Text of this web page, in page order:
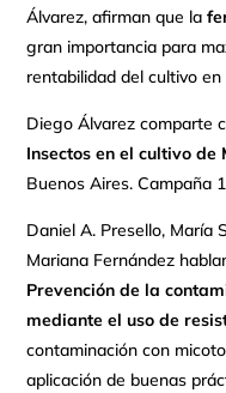
Álvarez, afirman que la
gran importancia para
rentabilidad del cultivo
Diego Álvarez comparte
Insectos en el cultivo de
Buenos Aires. Campaña
Daniel A. Presello, María
Mariana Fernández
Prevención de la
mediante el uso de
contaminación con
aplicación de buenas